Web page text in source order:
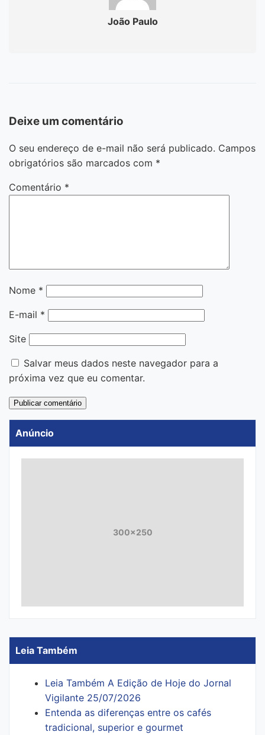
João Paulo
Deixe um comentário
O seu endereço de e-mail não será publicado. Campos
obrigatórios são marcados com *
Comentário *
Nome *
E-mail *
Site
Salvar meus dados neste navegador para a
próxima vez que eu comentar.
Anúncio
300x250
Leia Também
Leia Também A Edição de Hoje do Jornal
Vigilante 25/07/2026
Entenda as diferenças entre os cafés
tradicional, superior e gourmet